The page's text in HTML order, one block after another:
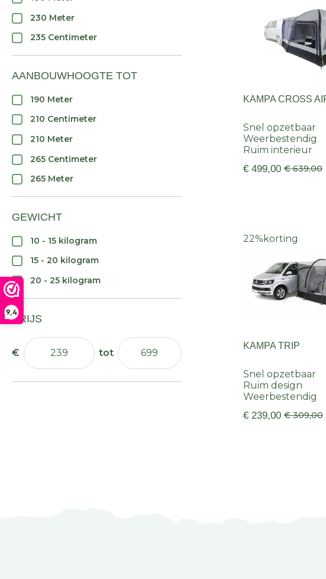
9,4
230 Meter
235 Centimeter
AANBOUWHOOGTE TOT
190 Meter
210 Centimeter
210 Meter
265 Centimeter
265 Meter
GEWICHT
10 - 15 kilogram
15 - 20 kilogram
20 - 25 kilogram
PRIJS
KAMPA CROSS
Snel opzetbaar
Weerbestendig
Ruim interieur
€ 499,00 € 639,00
22% korting
KAMPA TRIP
Snel opzetbaar
Ruim design
Weerbestendig
€ 239,00 € 309,00